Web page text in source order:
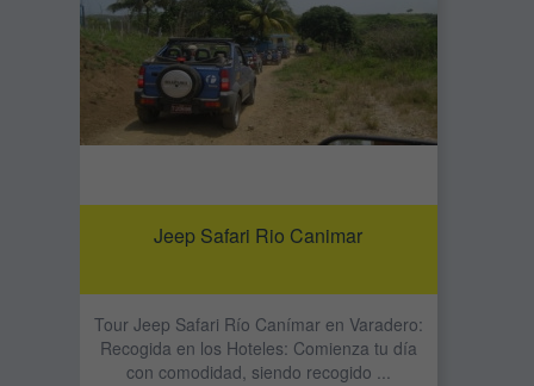
Jeep Safari Rio Canimar
Tour Jeep Safari Río Canímar en Varadero:
Recogida en los Hoteles: Comienza tu día
con comodidad, siendo recogido ...